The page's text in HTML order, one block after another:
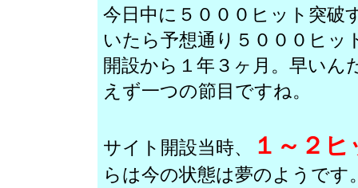
今日中に５０００ヒット突破
いたら予想通り５０００ヒッ
開設から１年３ヶ月。早い
えず一つの節目ですね。
サイト開設当時、 １～２
らは今の状態は夢のようです